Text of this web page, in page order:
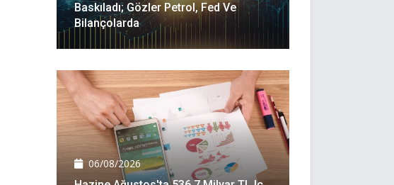
Baskıladı; Gözler Petrol, Fed Ve
Bilançolarda
06/08/2026